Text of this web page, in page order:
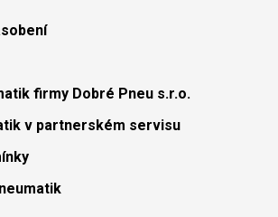
firmy Dobré Pneu s.r.o.
v partnerském servisu